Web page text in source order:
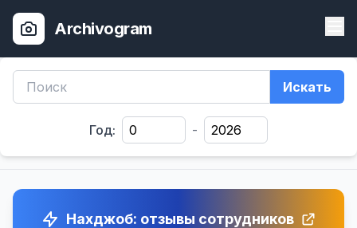
Archivogram
Искать
Год: -
Нахджоб: отзывы сотрудников